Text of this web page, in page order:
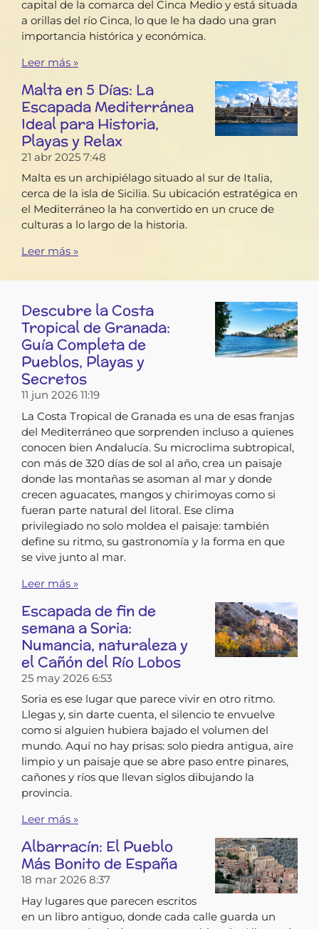
capital de la comarca del Cinca Medio y está situada
a orillas del río Cinca, lo que le ha dado una gran
importancia histórica y económica.
Leer más »
Malta en 5 Días: La
Escapada Mediterránea
Ideal para Historia,
Playas y Relax
21 abr 2025 7:48
Malta es un archipiélago situado al sur de Italia,
cerca de la isla de Sicilia. Su ubicación estratégica en
el Mediterráneo la ha convertido en un cruce de
culturas a lo largo de la historia.
Leer más »
Descubre la Costa
Tropical de Granada:
Guía Completa de
Pueblos, Playas y
Secretos
11 jun 2026 11:19
La Costa Tropical de Granada es una de esas franjas
del Mediterráneo que sorprenden incluso a quienes
conocen bien Andalucía. Su microclima subtropical,
con más de 320 días de sol al año, crea un paisaje
donde las montañas se asoman al mar y donde
crecen aguacates, mangos y chirimoyas como si
fueran parte natural del litoral. Ese clima
privilegiado no solo moldea el paisaje: también
define su ritmo, su gastronomía y la forma en que
se vive junto al mar.
Leer más »
Escapada de fin de
semana a Soria:
Numancia, naturaleza y
el Cañón del Río Lobos
25 may 2026 6:53
Soria es ese lugar que parece vivir en otro ritmo.
Llegas y, sin darte cuenta, el silencio te envuelve
como si alguien hubiera bajado el volumen del
mundo. Aquí no hay prisas: solo piedra antigua, aire
limpio y un paisaje que se abre paso entre pinares,
cañones y ríos que llevan siglos dibujando la
provincia.
Leer más »
Albarracín: El Pueblo
Más Bonito de España
18 mar 2026 8:37
Hay lugares que parecen escritos
en un libro antiguo, donde cada calle guarda un